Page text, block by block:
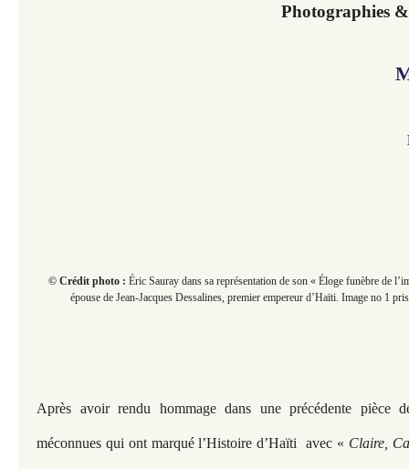
Photographies
© Crédit photo : Éric Sauray dans sa représentation de son « Éloge funèbre de
épouse de Jean-Jacques Dessalines, premier empereur d’Haïti. Image no 1
Après avoir rendu hommage dans une précédente pièce
méconnues qui ont marqué l’Histoire d’Haïti avec « Claire,